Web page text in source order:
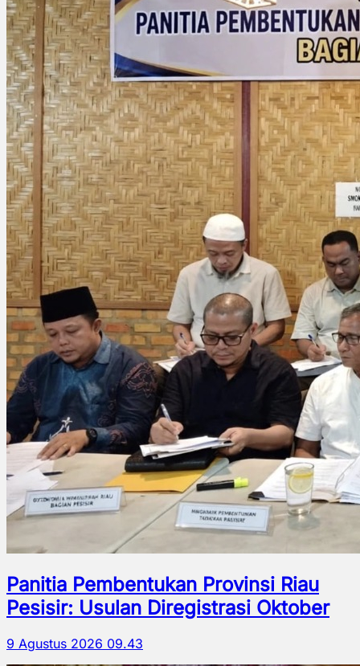
Panitia Pembentukan Provinsi Riau
Pesisir: Usulan Diregistrasi Oktober
9 Agustus 2026 09.43